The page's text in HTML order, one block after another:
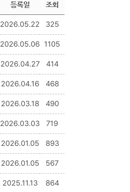
등록일 조회
2026.05.22 325
2026.05.06 1105
2026.04.27 414
2026.04.16 468
2026.03.18 490
2026.03.03 719
2026.01.05 893
2026.01.05 567
2025.11.13 864